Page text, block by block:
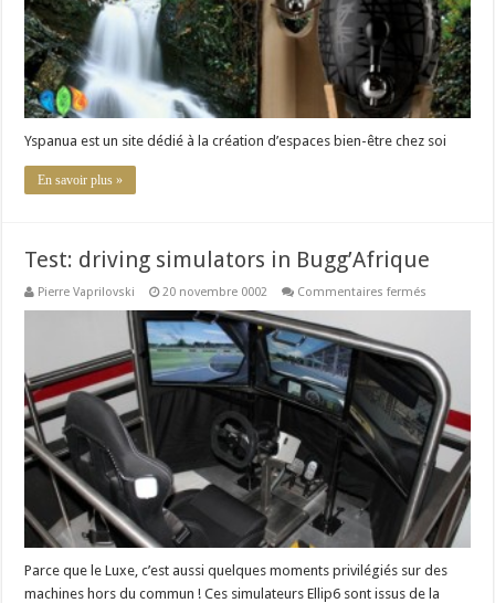
Yspanua est un site dédié à la création d’espaces bien-être chez soi
En savoir plus »
Test: driving simulators in Bugg’Afrique
Pierre Vaprilovski 20 novembre 0002 Commentaires fermés
Parce que le Luxe, c’est aussi quelques moments privilégiés sur des
machines hors du commun ! Ces simulateurs Ellip6 sont issus de la